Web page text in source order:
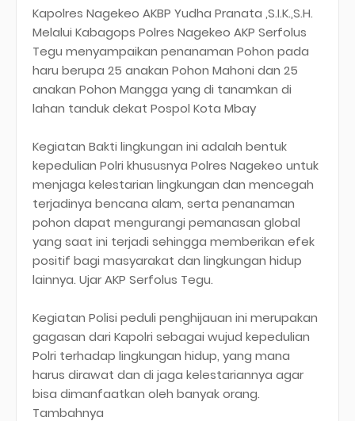
Kapolres Nagekeo AKBP Yudha Pranata ,S.I.K.,S.H.
Melalui Kabagops Polres Nagekeo AKP Serfolus
Tegu menyampaikan penanaman Pohon pada
haru berupa 25 anakan Pohon Mahoni dan 25
anakan Pohon Mangga yang di tanamkan di
lahan tanduk dekat Pospol Kota Mbay
Kegiatan Bakti lingkungan ini adalah bentuk
kepedulian Polri khususnya Polres Nagekeo untuk
menjaga kelestarian lingkungan dan mencegah
terjadinya bencana alam, serta penanaman
pohon dapat mengurangi pemanasan global
yang saat ini terjadi sehingga memberikan efek
positif bagi masyarakat dan lingkungan hidup
lainnya. Ujar AKP Serfolus Tegu.
Kegiatan Polisi peduli penghijauan ini merupakan
gagasan dari Kapolri sebagai wujud kepedulian
Polri terhadap lingkungan hidup, yang mana
harus dirawat dan di jaga kelestariannya agar
bisa dimanfaatkan oleh banyak orang.
Tambahnya